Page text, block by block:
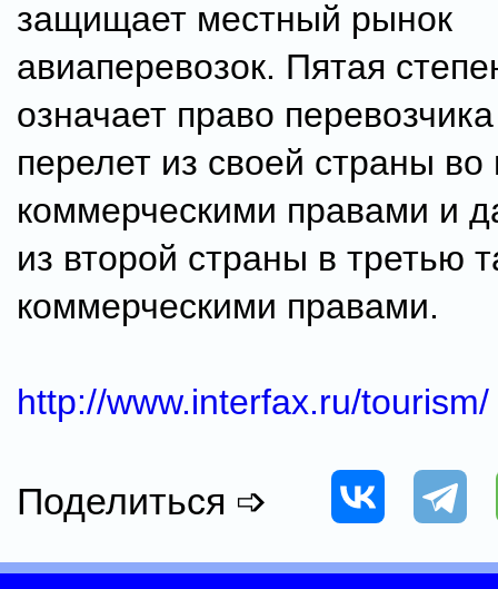
защищает местный рынок
авиаперевозок. Пятая
означает право
перелет из своей страны во
коммерческими правами и
из второй страны в третью
коммерческими правами.
http://www.interfax.ru/tourism/
Поделиться ➩